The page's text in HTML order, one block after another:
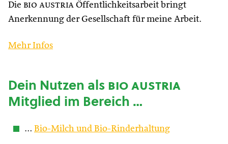
Die bio austria Öffentlichkeitsarbeit bringt
Anerkennung der Gesellschaft für meine Arbeit.
Mehr Infos
Dein Nutzen alsbio austria
Mitglied im Bereich …
… Bio-Milch und Bio-Rinderhaltung